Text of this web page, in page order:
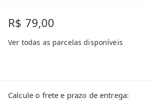
R$ 79,00
Ver todas as parcelas disponíveis
Calcule o frete e prazo de entrega: